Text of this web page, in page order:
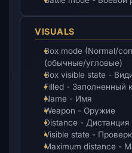
VISUALS
Box mode (Normal/
(обычные/угловые)
Box visible state -
Filled - Заполненный
Name - Имя
Weapon - Оружие
Distance - Дистанция
Visible state -
Maximum distance -